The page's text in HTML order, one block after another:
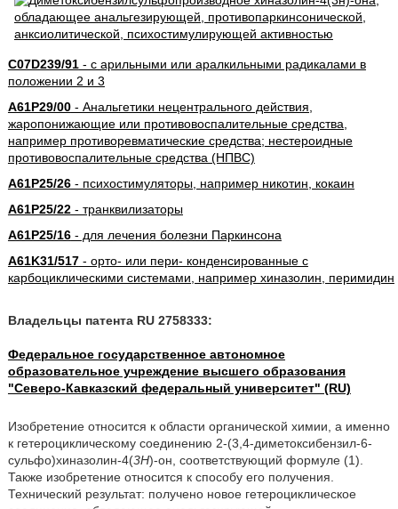
C07D239/91- с арильными или аралкильными радикалами в
положении 2 и 3
A61P29/00- Анальгетики нецентрального действия,
жаропонижающие или противовоспалительные средства,
например противоревматические средства; нестероидные
противовоспалительные средства (НПВС)
A61P25/26- психостимуляторы, например никотин, кокаин
A61P25/22- транквилизаторы
A61P25/16- для лечения болезни Паркинсона
A61K31/517- орто- или пери- конденсированные с
карбоциклическими системами, например хиназолин, перимидин
Владельцы патента RU 2758333:
Федеральное государственное автономное
образовательное учреждение высшего образования
"Северо-Кавказский федеральный университет" (RU)
Изобретение относится к области органической химии, а именно
к гетероциклическому соединению 2-(3,4-диметоксибензил-6-
сульфо)хиназолин-4(3Н)-он, соответствующий формуле (1).
Также изобретение относится к способу его получения.
Технический результат: получено новое гетероциклическое